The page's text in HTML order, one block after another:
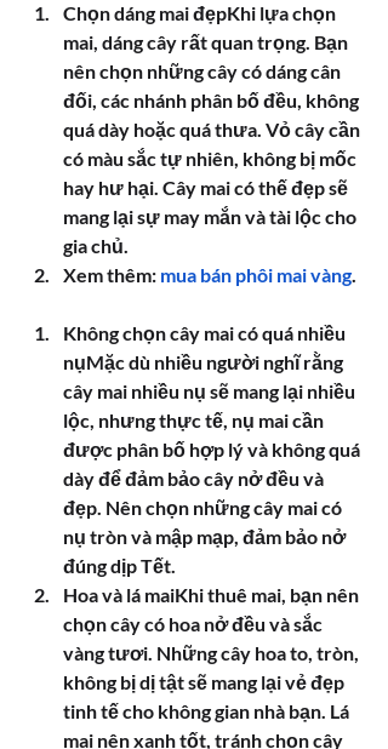
Chọn dáng mai đẹpKhi lựa chọn
mai, dáng cây rất quan trọng. Bạn
nên chọn những cây có dáng cân
đối, các nhánh phân bố đều, không
quá dày hoặc quá thưa. Vỏ cây cần
có màu sắc tự nhiên, không bị mốc
hay hư hại. Cây mai có thế đẹp sẽ
mang lại sự may mắn và tài lộc cho
gia chủ.
Xem thêm: mua bán phôi mai vàng.
Không chọn cây mai có quá nhiều
nụMặc dù nhiều người nghĩ rằng
cây mai nhiều nụ sẽ mang lại nhiều
lộc, nhưng thực tế, nụ mai cần
được phân bố hợp lý và không quá
dày để đảm bảo cây nở đều và
đẹp. Nên chọn những cây mai có
nụ tròn và mập mạp, đảm bảo nở
đúng dịp Tết.
Hoa và lá maiKhi thuê mai, bạn nên
chọn cây có hoa nở đều và sắc
vàng tươi. Những cây hoa to, tròn,
không bị dị tật sẽ mang lại vẻ đẹp
tinh tế cho không gian nhà bạn. Lá
mai nên xanh tốt, tránh chọn cây